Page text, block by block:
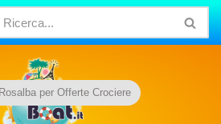
per Offerte Crociere